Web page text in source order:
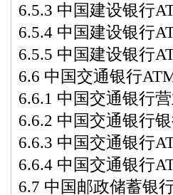
6.5.3 中国建设银行
6.5.4 中国建设银行
6.5.5 中国建设银行
6.6 中国交通银行
6.6.1 中国交通银行
6.6.2 中国交通银行
6.6.3 中国交通银行
6.6.4 中国交通银行
6.7 中国邮政储蓄银